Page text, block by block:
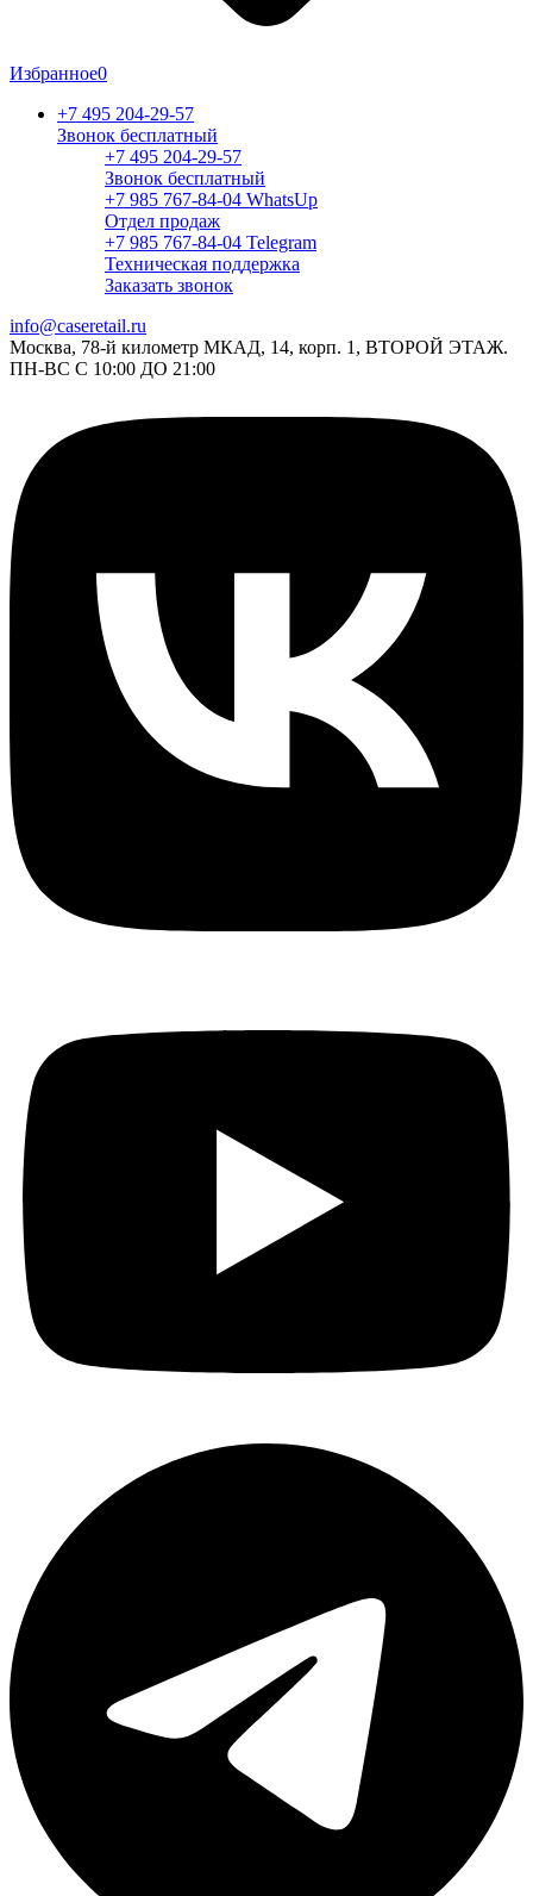
Избранное0
+7 495 204-29-57
Звонок бесплатный
+7 495 204-29-57
Звонок бесплатный
+7 985 767-84-04 WhatsUp
Отдел продаж
+7 985 767-84-04 Telegram
Техническая поддержка
Заказать звонок
info@caseretail.ru
Москва, 78-й километр МКАД, 14, корп. 1, ВТОРОЙ ЭТАЖ.
ПН-ВС С 10:00 ДО 21:00